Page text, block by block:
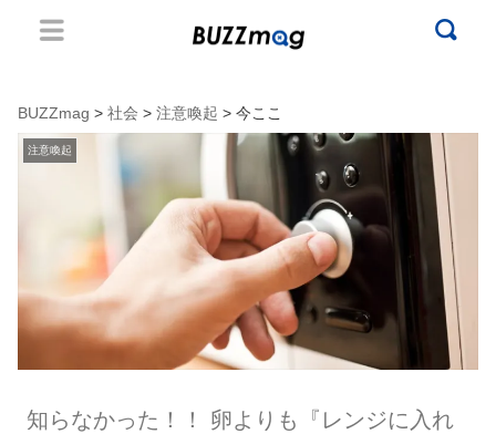
BUZZmag > 社会 > 注意喚起 > 今ここ
注意喚起
知らなかった！！ 卵よりも『レンジに入れ